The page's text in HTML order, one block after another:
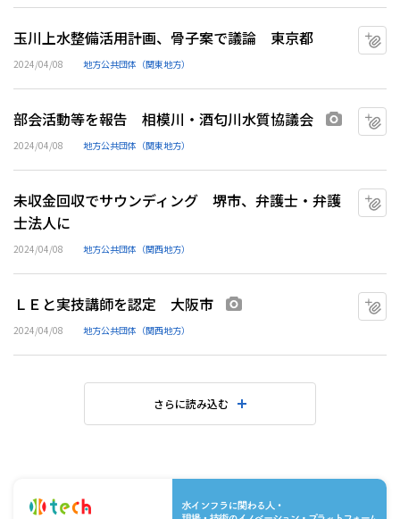
玉川上水整備活用計画、骨子案で議論 東京都
2024/04/08 地方公共団体（関東地方）
部会活動等を報告 相模川・酒匂川水質協議会 画像あり
2024/04/08 地方公共団体（関東地方）
未収金回収でサウンディング 堺市、弁護士・弁護
士法人に
2024/04/08 地方公共団体（関西地方）
ＬＥと実技講師を認定 大阪市
2024/04/08 地方公共団体（関西地方）
さらに読み込む